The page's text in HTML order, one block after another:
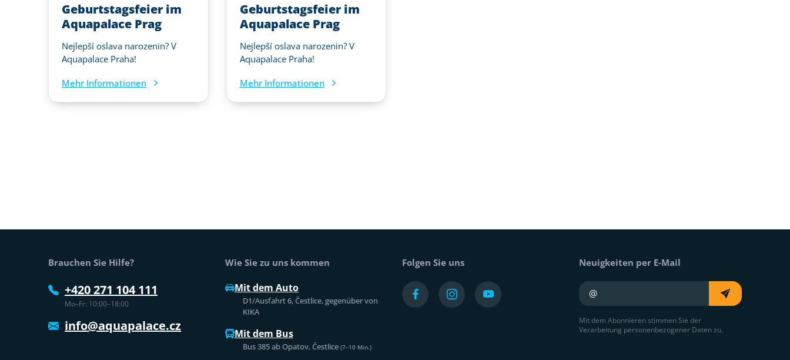
Geburtstagsfeier im
Aquapalace Prag
Nejlepší oslava narozenin? V
Aquapalace Praha!
Mehr Informationen
Geburtstagsfeier im
Aquapalace Prag
Nejlepší oslava narozenin? V
Aquapalace Praha!
Mehr Informationen
Brauchen Sie Hilfe?
+420 271 104 111
Mo–Fr: 10:00–18:00
info@aquapalace.cz
Wie Sie zu uns kommen
Mit dem Auto
D1/Ausfahrt 6, Čestlice, gegenüber von
KIKA
Mit dem Bus
Bus 385 ab Opatov, Čestlice (7–10 Min.)
Folgen Sie uns Neuigkeiten per E-Mail
Ihre E-Mail
Mit dem Abonnieren stimmen Sie der
Verarbeitung personenbezogener Daten zu.